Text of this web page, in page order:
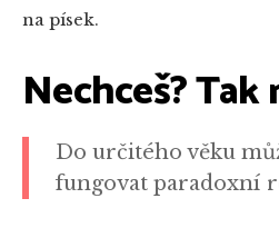
na písek.
Nechceš? Tak
Do určitého věku
fungovat paradoxní